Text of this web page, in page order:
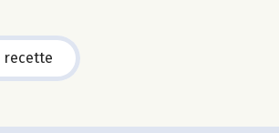
recette